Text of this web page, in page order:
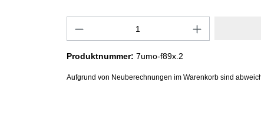
Produktnummer: 7umo-f89x.2
Aufgrund von Neuberechnungen im Warenkorb sind